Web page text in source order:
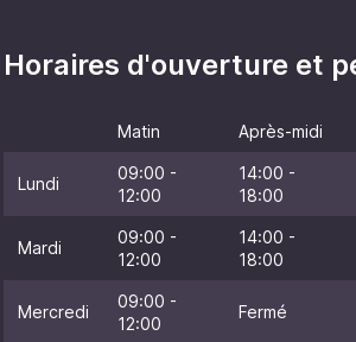
Horaires d'ouverture et
Matin Après-midi
Lundi
09:00 -
12:00
14:00 -
18:00
Mardi
09:00 -
12:00
14:00 -
18:00
Mercredi
09:00 -
12:00
Fermé